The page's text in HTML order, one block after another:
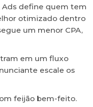
Ads define quem tem
otimizado dentro
um menor CPA,
em um fluxo
escale os
feijão bem-feito.